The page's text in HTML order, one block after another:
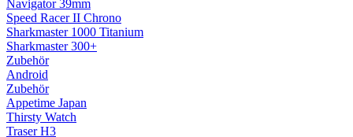
Navigator 39mm
Speed Racer II Chrono
Sharkmaster 1000 Titanium
Sharkmaster 300+
Zubehör
Android
Zubehör
Appetime Japan
Thirsty Watch
Traser H3